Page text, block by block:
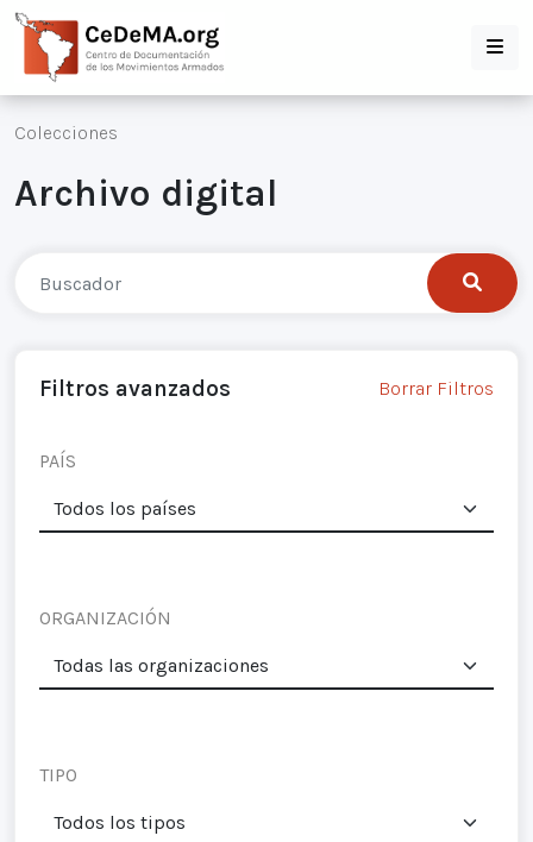
Colecciones
Archivo digital
Filtros avanzados Borrar Filtros
PAÍS
ORGANIZACIÓN
TIPO